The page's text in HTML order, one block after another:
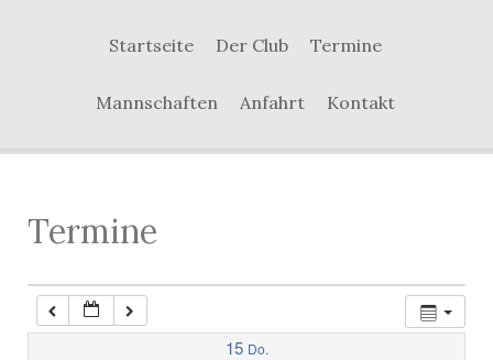
Startseite Der Club Termine
Mannschaften Anfahrt Kontakt
Termine
15 Do.
5:00